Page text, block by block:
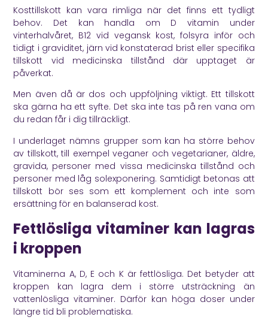
Kosttillskott kan vara rimliga när det finns ett tydligt
behov. Det kan handla om D vitamin under
vinterhalvåret, B12 vid vegansk kost, folsyra inför och
tidigt i graviditet, järn vid konstaterad brist eller specifika
tillskott vid medicinska tillstånd där upptaget är
påverkat.
Men även då är dos och uppföljning viktigt. Ett tillskott
ska gärna ha ett syfte. Det ska inte tas på ren vana om
du redan får i dig tillräckligt.
I underlaget nämns grupper som kan ha större behov
av tillskott, till exempel veganer och vegetarianer, äldre,
gravida, personer med vissa medicinska tillstånd och
personer med låg solexponering. Samtidigt betonas att
tillskott bör ses som ett komplement och inte som
ersättning för en balanserad kost.
Fettlösliga vitaminer kan lagras
i kroppen
Vitaminerna A, D, E och K är fettlösliga. Det betyder att
kroppen kan lagra dem i större utsträckning än
vattenlösliga vitaminer. Därför kan höga doser under
längre tid bli problematiska.